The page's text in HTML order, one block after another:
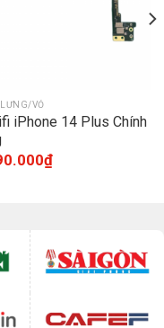
VỎ
iPhone 14 Plus Chính
₫